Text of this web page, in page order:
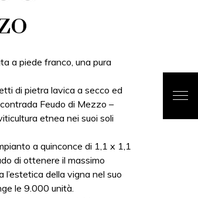
a piede franco, una pura
di pietra lavica a secco ed
Feudo di Mezzo –
etnea nei suoi soli
a quinconce di 1,1 x 1,1
di ottenere il massimo
della vigna nel suo
le 9.000 unità.